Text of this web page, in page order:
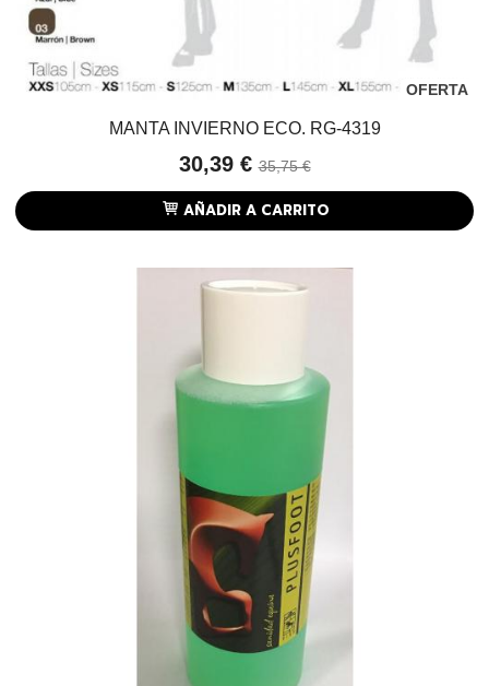
OFERTA
MANTA INVIERNO ECO. RG-4319
30,39 €35,75 €
AÑADIR A CARRITO